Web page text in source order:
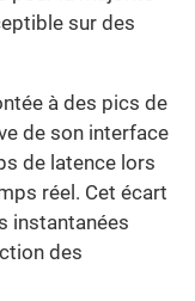
sur des
à des pics de
de son interface
de latence lors
réel. Cet écart
instantanées
des